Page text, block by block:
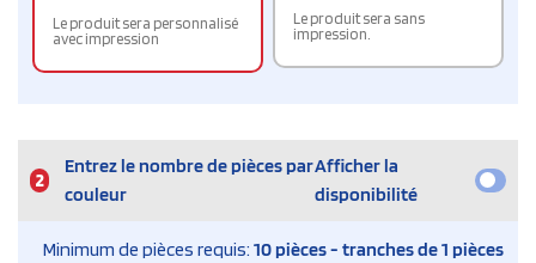
Le produit sera personnalisé
avec impression
Le produit sera sans
impression.
2
Entrez le nombre de pièces par
couleur
Afficher la
disponibilité
Minimum de pièces requis: 10 pièces - tranches de 1 pièces